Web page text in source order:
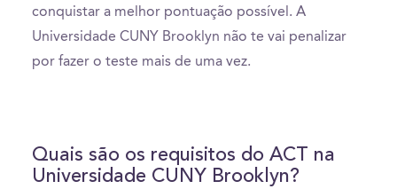
conquistar a melhor pontuação possível. A
Universidade CUNY Brooklyn não te vai penalizar
por fazer o teste mais de uma vez.
Quais são os requisitos do ACT na
Universidade CUNY Brooklyn?